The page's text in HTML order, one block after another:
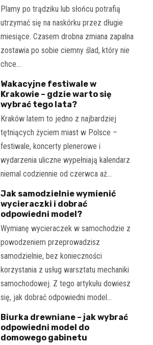
Plamy po trądziku lub słońcu potrafią
utrzymać się na naskórku przez długie
miesiące. Czasem drobna zmiana zapalna
zostawia po sobie ciemny ślad, który nie
chce…
Wakacyjne festiwale w
Krakowie – gdzie warto się
wybrać tego lata?
Kraków latem to jedno z najbardziej
tętniących życiem miast w Polsce –
festiwale, koncerty plenerowe i
wydarzenia uliczne wypełniają kalendarz
niemal codziennie od czerwca aż…
Jak samodzielnie wymienić
wycieraczki i dobrać
odpowiedni model?
Wymianę wycieraczek w samochodzie z
powodzeniem przeprowadzisz
samodzielnie, bez konieczności
korzystania z usług warsztatu mechaniki
samochodowej. Z tego artykułu dowiesz
się, jak dobrać odpowiedni model…
Biurka drewniane – jak wybrać
odpowiedni model do
domowego gabinetu